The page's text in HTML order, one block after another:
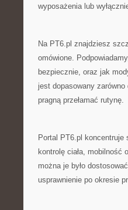
wyposażenia lub
Na PT6.pl znajdziesz
omówione.
bezpiecznie, oraz jak
jest dopasowany
pragną przełamać rutynę.
Portal PT6.pl koncentruje
kontrolę ciała, mobilność
można je było
usprawnienie po okresie